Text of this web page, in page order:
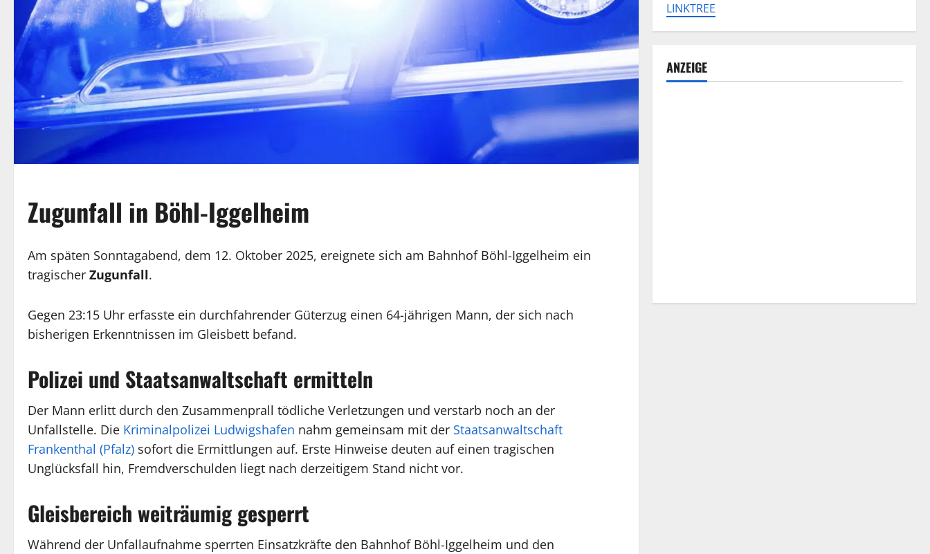
Zugunfall in Böhl-Iggelheim
Am späten Sonntagabend, dem 12. Oktober 2025, ereignete sich am Bahnhof Böhl-Iggelheim ein
tragischer Zugunfall.
Gegen 23:15 Uhr erfasste ein durchfahrender Güterzug einen 64-jährigen Mann, der sich nach
bisherigen Erkenntnissen im Gleisbett befand.
Polizei und Staatsanwaltschaft ermitteln
Der Mann erlitt durch den Zusammenprall tödliche Verletzungen und verstarb noch an der
Unfallstelle. Die Kriminalpolizei Ludwigshafen nahm gemeinsam mit der Staatsanwaltschaft
Frankenthal (Pfalz) sofort die Ermittlungen auf. Erste Hinweise deuten auf einen tragischen
Unglücksfall hin, Fremdverschulden liegt nach derzeitigem Stand nicht vor.
Gleisbereich weiträumig gesperrt
Während der Unfallaufnahme sperrten Einsatzkräfte den Bahnhof Böhl-Iggelheim und den
LINKTREE
ANZEIGE